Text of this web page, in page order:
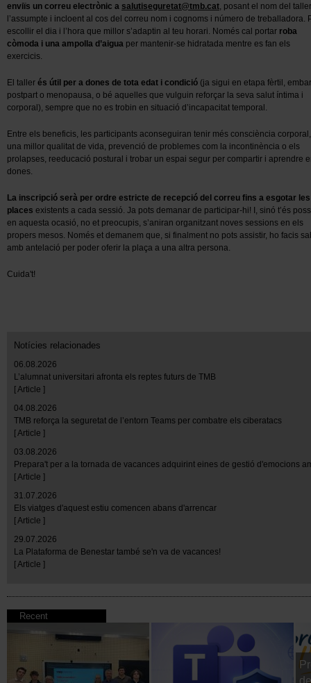
enviïs un correu electrònic a salutiseguretat@tmb.cat, posant el nom del
l’assumpte i incloent al cos del correu nom i cognoms i número de treballadora.
escollir el dia i l’hora que millor s’adaptin al teu horari. Només cal portar roba
còmoda i una ampolla d’aigua per mantenir-se hidratada mentre es fan els
exercicis.
El taller és útil per a dones de tota edat i condició (ja sigui en etapa fèrtil,
postpart o menopausa, o bé aquelles que vulguin reforçar la seva salut íntima i
corporal), sempre que no es trobin en situació d’incapacitat temporal.
Entre els beneficis, les participants aconseguiran tenir més consciència corporal,
una millor qualitat de vida, prevenció de problemes com la incontinència o els
prolapses, reeducació postural i trobar un espai segur per compartir i aprendre
dones.
La inscripció serà per ordre estricte de recepció del correu fins a esgotar les
places existents a cada sessió. Ja pots demanar de participar-hi! I, sinó t’és
en aquesta ocasió, no et preocupis, s’aniran organitzant noves sessions en els
propers mesos. Només et demanem que, si finalment no pots assistir, ho facis
amb antelació per poder oferir la plaça a una altra persona.
Cuida't!
Notícies relacionades
06.08.2026
L’alumnat universitari afronta els reptes futurs de TMB
[ Article ]
04.08.2026
TMB reforça la seguretat de l’entorn Teams per combatre els ciberatacs
[ Article ]
03.08.2026
Prepara't per a la tornada de vacances adquirint eines de gestió d'emocions
[ Article ]
31.07.2026
Els viatges d'aquest estiu comencen abans d'arrencar
[ Article ]
29.07.2026
La Plataforma de Benestar també se'n va de vacances!
[ Article ]
Recent